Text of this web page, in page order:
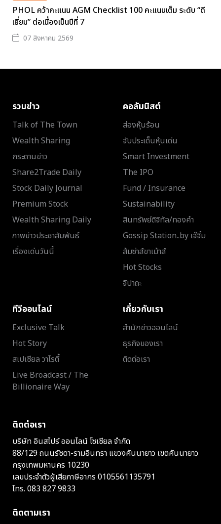
PHOL คว้าคะแนน AGM Checklist 100 คะแนนเต็ม ระดับ “ดี
เยี่ยม” ต่อเนื่องเป็นปีที่ 7
07 สิงหาคม 2569
รวมข่าว
Talk of The Town
Wealth Sharing
กระดานข่าว
Share2Trade Daily
Stock Daily Journal
Premium Stock
Wealth Sharing Daily
ภาพข่าวประชาสัมพันธ์
เรื่องเด่นวันนี้
คอลัมนิสต์
ส่องหุ้นร้อน
จับประเด็นหุ้นเด่น
Smart Investment
The IPO
Fund / Insurance
Sustainability
สินทรัพย์ดิจิทัล/ทองคำ
Gossip Station..by เจ๊จิ๋ม
ส้มซ่าส์ขาเม้าส์
Hot Stocks
จิปาถะ
ทีวีออนไลน์
Exclusive Talk
Hot Story
สเปเชียล วาไรตี้
Live Broadcast / The
Billionaire Way
เกี่ยวกับเรา
สำนักข่าวออนไลน์
ธุรกิจของเรา
ติดต่อเรา
ติดต่อเรา
บริษัท อินสไปร์ ออนไลน์ โซเชียล จำกัด
88/129 ถนนรัชดา-รามอินทรา แขวงคันนายาว เขตคันนายาว
กรุงเทพมหานคร 10230
เลขประจำตัวผู้เสียภาษีอากร 0105561135791
โทร. 083 827 9833
ติดตามเรา